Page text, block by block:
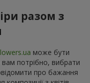
разом з
може бути
потрібно, вибрати
про бажання